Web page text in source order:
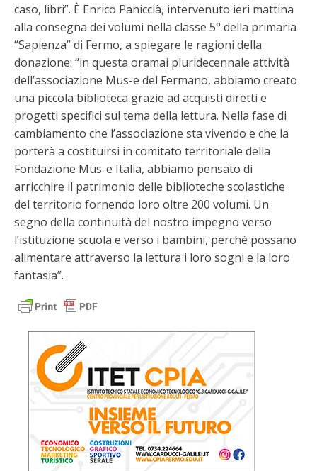
caso, libri”. È Enrico Paniccià, intervenuto ieri mattina
alla consegna dei volumi nella classe 5° della primaria
“Sapienza” di Fermo, a spiegare le ragioni della
donazione: “in questa oramai pluridecennale attività
dell’associazione Mus-e del Fermano, abbiamo creato
una piccola biblioteca grazie ad acquisti diretti e
progetti specifici sul tema della lettura. Nella fase di
cambiamento che l’associazione sta vivendo e che la
porterà a costituirsi in comitato territoriale della
Fondazione Mus-e Italia, abbiamo pensato di
arricchire il patrimonio delle biblioteche scolastiche
del territorio fornendo loro oltre 200 volumi. Un
segno della continuità del nostro impegno verso
l’istituzione scuola e verso i bambini, perché possano
alimentare attraverso la lettura i loro sogni e la loro
fantasia”.